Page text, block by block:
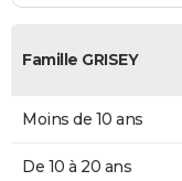
Famille GRISEY
Moins de 10 ans
De 10 à 20 ans